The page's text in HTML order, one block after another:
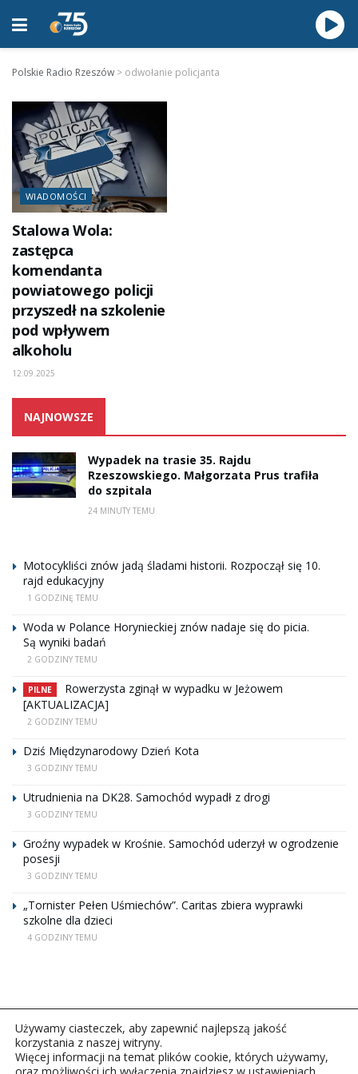
Polskie Radio Rzeszów > odwołanie policjanta
WIADOMOŚCI
Stalowa Wola:
zastępca
komendanta
powiatowego policji
przyszedł na szkolenie
pod wpływem
alkoholu
12.09.2025
NAJNOWSZE
Wypadek na trasie 35. Rajdu
Rzeszowskiego. Małgorzata Prus trafiła
do szpitala
24 MINUTY TEMU
Motocykliści znów jadą śladami historii. Rozpoczął się 10.
rajd edukacyjny
1 GODZINĘ TEMU
Woda w Polance Horynieckiej znów nadaje się do picia.
Są wyniki badań
2 GODZINY TEMU
PILNE
Rowerzysta zginął w wypadku w Jeżowem
[AKTUALIZACJA]
2 GODZINY TEMU
Dziś Międzynarodowy Dzień Kota
3 GODZINY TEMU
Utrudnienia na DK28. Samochód wypadł z drogi
3 GODZINY TEMU
Groźny wypadek w Krośnie. Samochód uderzył w ogrodzenie
posesji
3 GODZINY TEMU
„Tornister Pełen Uśmiechów”. Caritas zbiera wyprawki
szkolne dla dzieci
4 GODZINY TEMU
Używamy ciasteczek, aby zapewnić najlepszą jakość
korzystania z naszej witryny.
Więcej informacji na temat plików cookie, których używamy,